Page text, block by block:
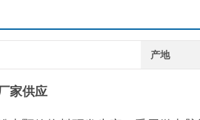
产地
家供应